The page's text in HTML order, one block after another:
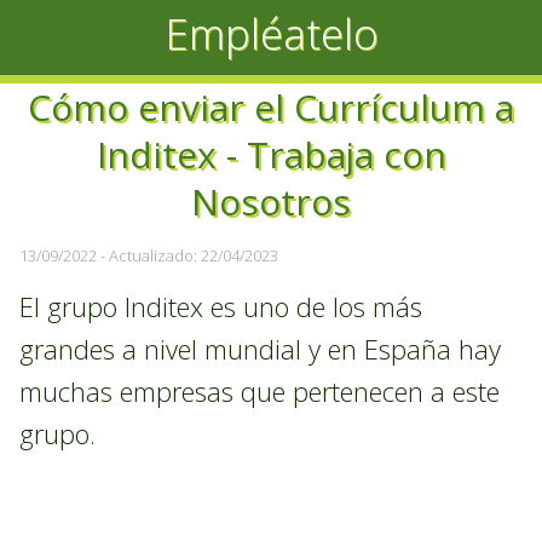
Empléatelo
Cómo enviar el Currículum a
Inditex - Trabaja con
Nosotros
13/09/2022 - Actualizado: 22/04/2023
El grupo Inditex es uno de los más
grandes a nivel mundial y en España hay
muchas empresas que pertenecen a este
grupo.